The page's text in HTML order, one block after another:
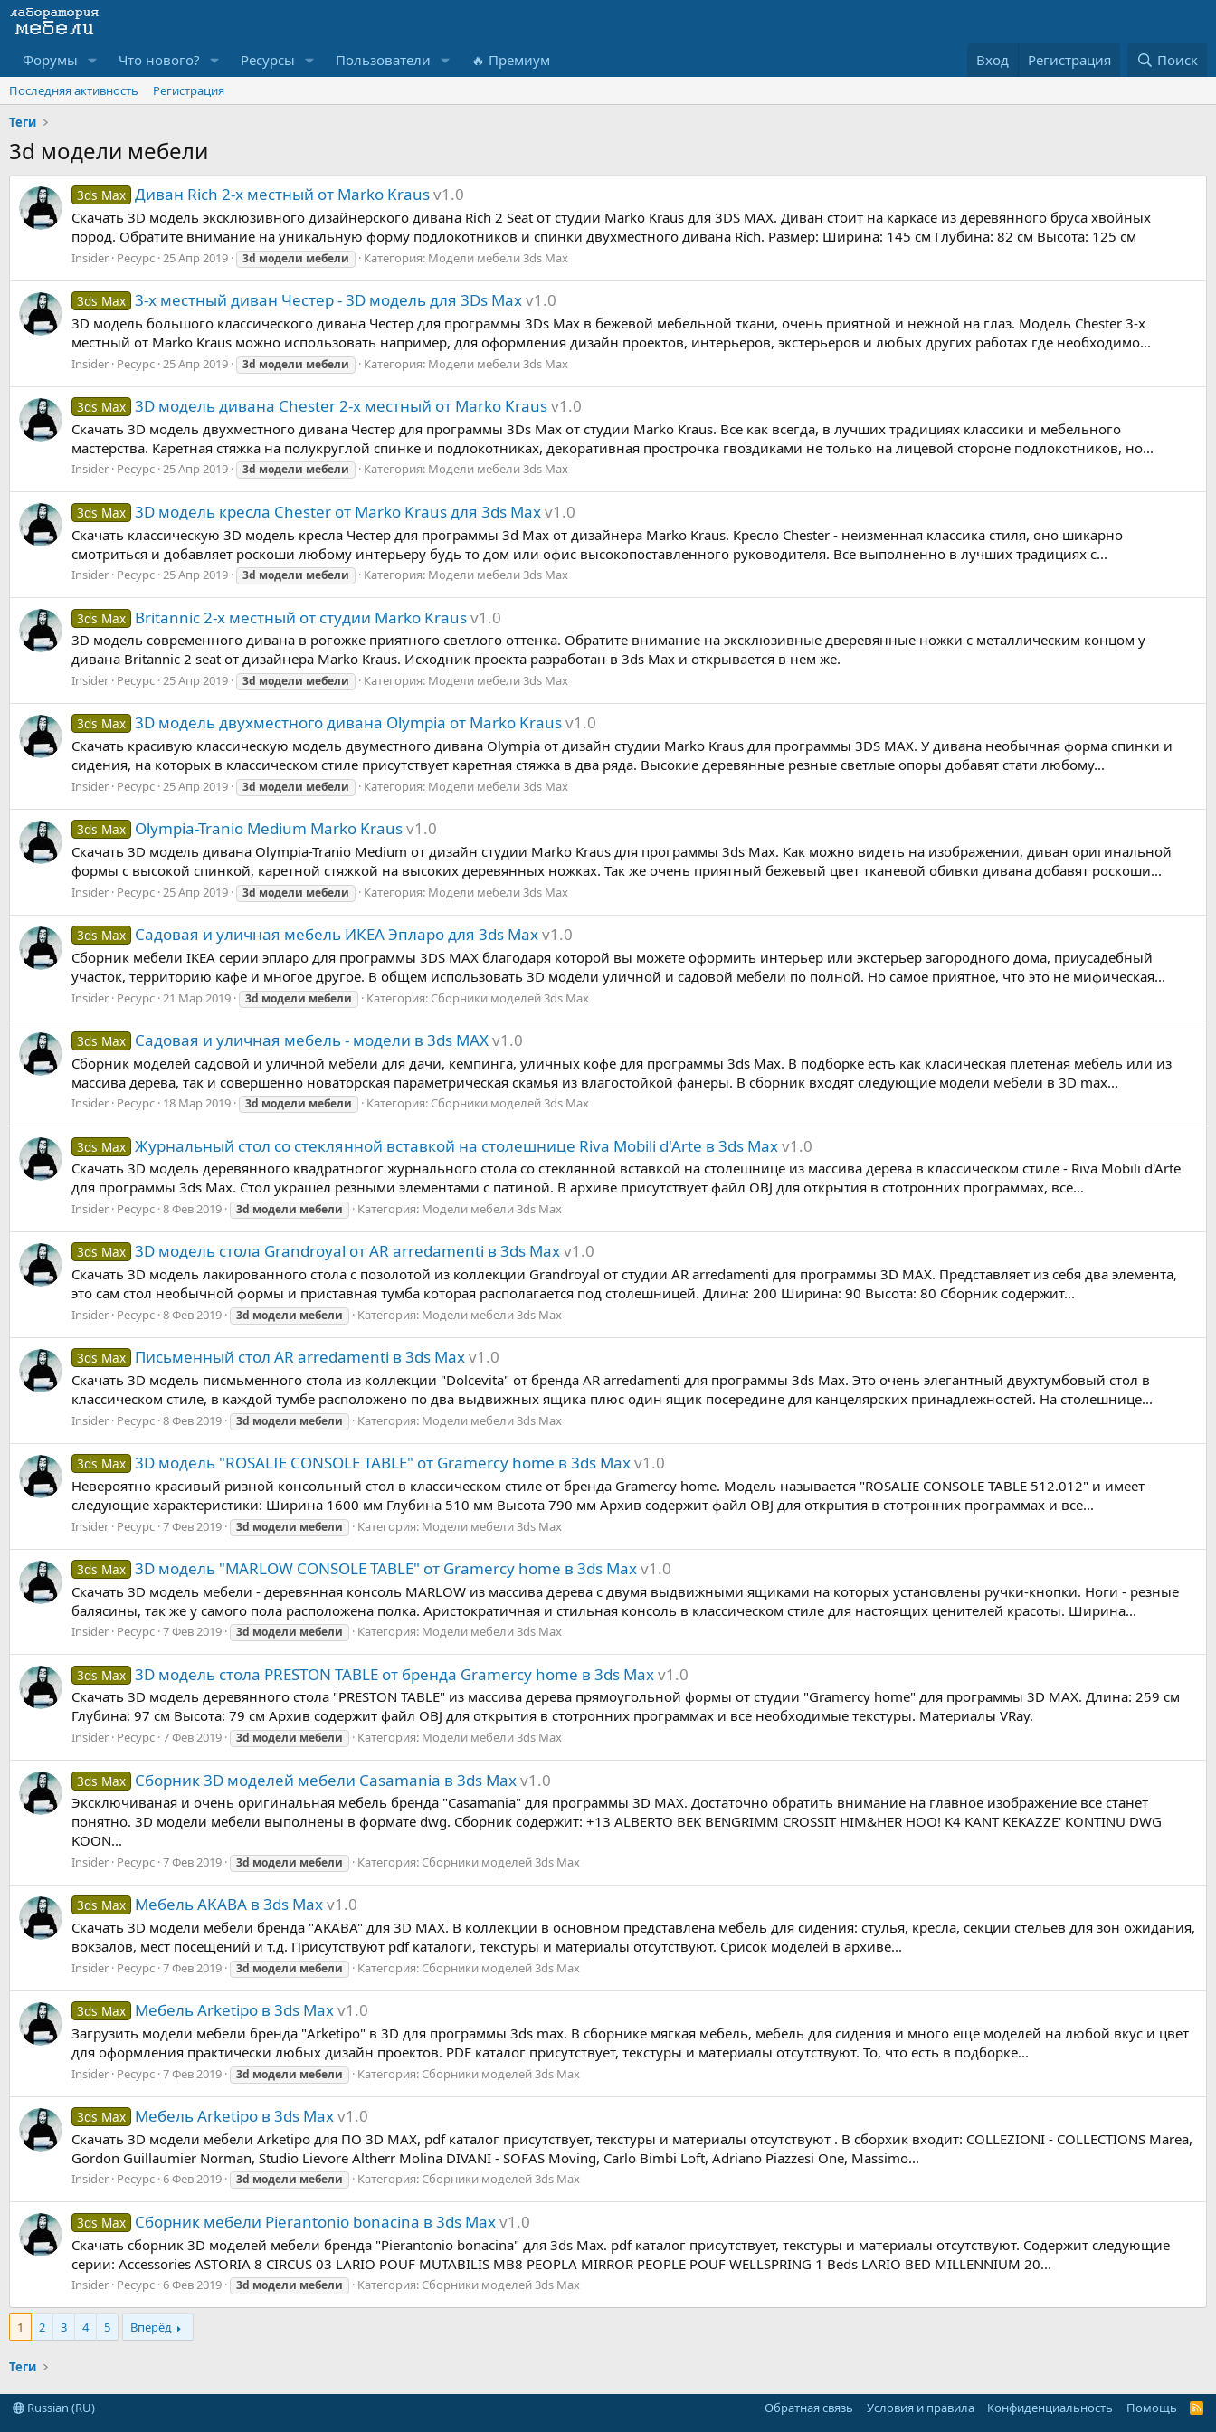
Форумы Что нового? Ресурсы Пользователи 🔥 Премиум Вход Регистрация Поиск
Последняя активность
Регистрация
Теги
3d модели мебели
3ds Max Диван Rich 2-х местный от Marko Krausv1.0
Скачать 3D модель эксклюзивного дизайнерского дивана Rich 2 Seat от студии Marko Kraus для 3DS MAX. Диван стоит на каркасе из деревянного бруса хвойных
пород. Обратите внимание на уникальную форму подлокотников и спинки двухместного дивана Rich. Размер: Ширина: 145 см Глубина: 82 см Высота: 125 см
Insider Ресурс 25 Апр 2019 3d модели мебели Категория: Модели мебели 3ds Max
3ds Max 3-х местный диван Честер - 3D модель для 3Ds Maxv1.0
3D модель большого классического дивана Честер для программы 3Ds Max в бежевой мебельной ткани, очень приятной и нежной на глаз. Модель Chester 3-х
местный от Marko Kraus можно использовать например, для оформления дизайн проектов, интерьеров, экстерьеров и любых других работах где необходимо...
Insider Ресурс 25 Апр 2019 3d модели мебели Категория: Модели мебели 3ds Max
3ds Max 3D модель дивана Chester 2-х местный от Marko Krausv1.0
Скачать 3D модель двухместного дивана Честер для программы 3Ds Max от студии Marko Kraus. Все как всегда, в лучших традициях классики и мебельного
мастерства. Каретная стяжка на полукруглой спинке и подлокотниках, декоративная прострочка гвоздиками не только на лицевой стороне подлокотников, но...
Insider Ресурс 25 Апр 2019 3d модели мебели Категория: Модели мебели 3ds Max
3ds Max 3D модель кресла Chester от Marko Kraus для 3ds Maxv1.0
Скачать классическую 3D модель кресла Честер для программы 3d Max от дизайнера Marko Kraus. Кресло Chester - неизменная классика стиля, оно шикарно
смотриться и добавляет роскоши любому интерьеру будь то дом или офис высокопоставленного руководителя. Все выполненно в лучших традициях с...
Insider Ресурс 25 Апр 2019 3d модели мебели Категория: Модели мебели 3ds Max
3ds Max Britannic 2-х местный от студии Marko Krausv1.0
3D модель современного дивана в рогожке приятного светлого оттенка. Обратите внимание на эксклюзивные дверевянные ножки с металлическим концом у
дивана Britannic 2 seat от дизайнера Marko Kraus. Исходник проекта разработан в 3ds Max и открывается в нем же.
Insider Ресурс 25 Апр 2019 3d модели мебели Категория: Модели мебели 3ds Max
3ds Max 3D модель двухместного дивана Olympia от Marko Krausv1.0
Скачать красивую классическую модель двуместного дивана Olympia от дизайн студии Marko Kraus для программы 3DS MAX. У дивана необычная форма спинки и
сидения, на которых в классическом стиле присутствует каретная стяжка в два ряда. Высокие деревянные резные светлые опоры добавят стати любому...
Insider Ресурс 25 Апр 2019 3d модели мебели Категория: Модели мебели 3ds Max
3ds Max Olympia-Tranio Medium Marko Krausv1.0
Скачать 3D модель дивана Olympia-Tranio Medium от дизайн студии Marko Kraus для программы 3ds Max. Как можно видеть на изображении, диван оригинальной
формы с высокой спинкой, каретной стяжкой на высоких деревянных ножках. Так же очень приятный бежевый цвет тканевой обивки дивана добавят роскоши...
Insider Ресурс 25 Апр 2019 3d модели мебели Категория: Модели мебели 3ds Max
3ds Max Садовая и уличная мебель ИКЕА Эпларо для 3ds Maxv1.0
Сборник мебели IKEA серии эпларо для программы 3DS MAX благодаря которой вы можете оформить интерьер или экстерьер загородного дома, приусадебный
участок, территорию кафе и многое другое. В общем использовать 3D модели уличной и садовой мебели по полной. Но самое приятное, что это не мифическая...
Insider Ресурс 21 Мар 2019 3d модели мебели Категория: Сборники моделей 3ds Max
3ds Max Садовая и уличная мебель - модели в 3ds MAXv1.0
Сборник моделей садовой и уличной мебели для дачи, кемпинга, уличных кофе для программы 3ds Max. В подборке есть как класическая плетеная мебель или из
массива дерева, так и совершенно новаторская параметрическая скамья из влагостойкой фанеры. В сборник входят следующие модели мебели в 3D max...
Insider Ресурс 18 Мар 2019 3d модели мебели Категория: Сборники моделей 3ds Max
3ds Max Журнальный стол со стеклянной вставкой на столешнице Riva Mobili d'Arte в 3ds Maxv1.0
Скачать 3D модель деревянного квадратногог журнального стола со стеклянной вставкой на столешнице из массива дерева в классическом стиле - Riva Mobili d'Arte
для программы 3ds Max. Стол украшел резными элементами с патиной. В архиве присутствует файл OBJ для открытия в стотронних программах, все...
Insider Ресурс 8 Фев 2019 3d модели мебели Категория: Модели мебели 3ds Max
3ds Max 3D модель стола Grandroyal от AR arredamenti в 3ds Maxv1.0
Скачать 3D модель лакированного стола с позолотой из коллекции Grandroyal от студии AR arredamenti для программы 3D MAX. Представляет из себя два элемента,
это сам стол необычной формы и приставная тумба которая располагается под столешницей. Длина: 200 Ширина: 90 Высота: 80 Сборник содержит...
Insider Ресурс 8 Фев 2019 3d модели мебели Категория: Модели мебели 3ds Max
3ds Max Письменный стол AR arredamenti в 3ds Maxv1.0
Скачать 3D модель писмьменного стола из коллекции "Dolcevita" от бренда AR arredamenti для программы 3ds Max. Это очень элегантный двухтумбовый стол в
классическом стиле, в каждой тумбе расположено по два выдвижных ящика плюс один ящик посередине для канцелярских принадлежностей. На столешнице...
Insider Ресурс 8 Фев 2019 3d модели мебели Категория: Модели мебели 3ds Max
3ds Max 3D модель "ROSALIE CONSOLE TABLE" от Gramercy home в 3ds Maxv1.0
Невероятно красивый ризной консольный стол в классическом стиле от бренда Gramercy home. Модель называется "ROSALIE CONSOLE TABLE 512.012" и имеет
следующие характеристики: Ширина 1600 мм Глубина 510 мм Высота 790 мм Архив содержит файл OBJ для открытия в стотронних программах и все...
Insider Ресурс 7 Фев 2019 3d модели мебели Категория: Модели мебели 3ds Max
3ds Max 3D модель "MARLOW CONSOLE TABLE" от Gramercy home в 3ds Maxv1.0
Скачать 3D модель мебели - деревянная консоль MARLOW из массива дерева с двумя выдвижными ящиками на которых установлены ручки-кнопки. Ноги - резные
балясины, так же у самого пола расположена полка. Аристократичная и стильная консоль в классическом стиле для настоящих ценителей красоты. Ширина...
Insider Ресурс 7 Фев 2019 3d модели мебели Категория: Модели мебели 3ds Max
3ds Max 3D модель стола PRESTON TABLE от бренда Gramercy home в 3ds Maxv1.0
Скачать 3D модель деревянного стола "PRESTON TABLE" из массива дерева прямоугольной формы от студии "Gramercy home" для программы 3D MAX. Длина: 259 см
Глубина: 97 см Высота: 79 см Архив содержит файл OBJ для открытия в стотронних программах и все необходимые текстуры. Материалы VRay.
Insider Ресурс 7 Фев 2019 3d модели мебели Категория: Модели мебели 3ds Max
3ds Max Сборник 3D моделей мебели Casamania в 3ds Maxv1.0
Эксключиваная и очень оригинальная мебель бренда "Casamania" для программы 3D MAX. Достаточно обратить внимание на главное изображение все станет
понятно. 3D модели мебели выполнены в формате dwg. Сборник содержит: +13 ALBERTO BEK BENGRIMM CROSSIT HIM&HER HOO! K4 KANT KEKAZZE' KONTINU DWG
KOON...
Insider Ресурс 7 Фев 2019 3d модели мебели Категория: Сборники моделей 3ds Max
3ds Max Мебель AKABA в 3ds Maxv1.0
Скачать 3D модели мебели бренда "AKABA" для 3D MAX. В коллекции в основном представлена мебель для сидения: стулья, кресла, секции стельев для зон ожидания,
вокзалов, мест посещений и т.д. Присутствуют pdf каталоги, текстуры и материалы отсутствуют. Срисок моделей в архиве...
Insider Ресурс 7 Фев 2019 3d модели мебели Категория: Сборники моделей 3ds Max
3ds Max Мебель Arketipo в 3ds Maxv1.0
Загрузить модели мебели бренда "Arketipo" в 3D для программы 3ds max. В сборнике мягкая мебель, мебель для сидения и много еще моделей на любой вкус и цвет
для оформления практически любых дизайн проектов. PDF каталог присутствует, текстуры и материалы отсутствуют. То, что есть в подборке...
Insider Ресурс 7 Фев 2019 3d модели мебели Категория: Сборники моделей 3ds Max
3ds Max Мебель Arketipo в 3ds Maxv1.0
Скачать 3D модели мебели Arketipo для ПО 3D MAX, pdf каталог присутствует, текстуры и материалы отсутствуют . В сборхик входит: COLLEZIONI - COLLECTIONS Marea,
Gordon Guillaumier Norman, Studio Lievore Altherr Molina DIVANI - SOFAS Moving, Carlo Bimbi Loft, Adriano Piazzesi One, Massimo...
Insider Ресурс 6 Фев 2019 3d модели мебели Категория: Сборники моделей 3ds Max
3ds Max Сборник мебели Pierantonio bonacina в 3ds Maxv1.0
Скачать сборник 3D моделей мебели бренда "Pierantonio bonacina" для 3ds Max. pdf каталог присутствует, текстуры и материалы отсутствуют. Содержит следующие
серии: Accessories ASTORIA 8 CIRCUS 03 LARIO POUF MUTABILIS MB8 PEOPLA MIRROR PEOPLE POUF WELLSPRING 1 Beds LARIO BED MILLENNIUM 20...
Insider Ресурс 6 Фев 2019 3d модели мебели Категория: Сборники моделей 3ds Max
1 2 3 4 5 Вперёд
Теги
Russian (RU) Обратная связь Условия и правила Конфиденциальность Помощь
R